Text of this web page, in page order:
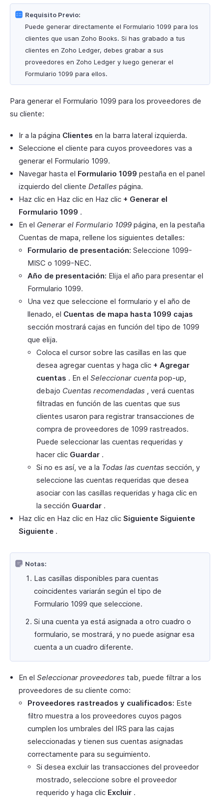
Requisito Previo:
Puede generar directamente el Formulario 1099 para los
clientes que usan Zoho Books. Si has grabado a tus
clientes en Zoho Ledger, debes grabar a sus
proveedores en Zoho Ledger y luego generar el
Formulario 1099 para ellos.
Para generar el Formulario 1099 para los proveedores de
su cliente:
Ir a la página Clientes en la barra lateral izquierda.
Seleccione el cliente para cuyos proveedores vas a
generar el Formulario 1099.
Navegar hasta el Formulario 1099 pestaña en el panel
izquierdo del cliente Detalles página.
Haz clic en Haz clic en Haz clic + Generar el
Formulario 1099 .
En el Generar el Formulario 1099 página, en la pestaña
Cuentas de mapa, rellene los siguientes detalles:
Formulario de presentación: Seleccione 1099-
MISC o 1099-NEC.
Año de presentación: Elija el año para presentar el
Formulario 1099.
Una vez que seleccione el formulario y el año de
llenado, el Cuentas de mapa hasta 1099 cajas
sección mostrará cajas en función del tipo de 1099
que elija.
Coloca el cursor sobre las casillas en las que
desea agregar cuentas y haga clic + Agregar
cuentas . En el Seleccionar cuenta pop-up,
debajo Cuentas recomendadas , verá cuentas
filtradas en función de las cuentas que sus
clientes usaron para registrar transacciones de
compra de proveedores de 1099 rastreados.
Puede seleccionar las cuentas requeridas y
hacer clic Guardar .
Si no es así, ve a la Todas las cuentas sección, y
seleccione las cuentas requeridas que desea
asociar con las casillas requeridas y haga clic en
la sección Guardar .
Haz clic en Haz clic en Haz clic Siguiente Siguiente
Siguiente .
Notas:
Las casillas disponibles para cuentas
coincidentes variarán según el tipo de
Formulario 1099 que seleccione.
Si una cuenta ya está asignada a otro cuadro o
formulario, se mostrará, y no puede asignar esa
cuenta a un cuadro diferente.
En el Seleccionar proveedores tab, puede filtrar a los
proveedores de su cliente como:
Proveedores rastreados y cualificados: Este
filtro muestra a los proveedores cuyos pagos
cumplen los umbrales del IRS para las cajas
seleccionadas y tienen sus cuentas asignadas
correctamente para su seguimiento.
Si desea excluir las transacciones del proveedor
mostrado, seleccione sobre el proveedor
requerido y haga clic Excluir .